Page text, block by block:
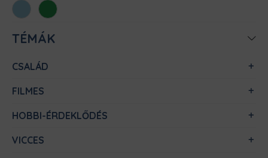
Világoskék
Zöld
TÉMÁK
CSALÁD
FILMES
HOBBI-ÉRDEKLŐDÉS
VICCES